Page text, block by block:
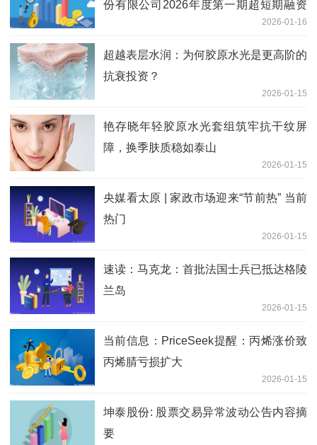
份有限公司2026年度第一期超短期融资
2026-01-16
超越表层水润：为何胶原水光是更高阶的
抗衰投资？
2026-01-15
艳存晓年轻胶原水光套组筑牢抗干纹屏
障，换季肤质稳如泰山
2026-01-15
央媒看太原 | 家政市场迎来“节前热” 当前
热门
2026-01-15
速读：马克龙：首批法国士兵已抵达格陵
兰岛
2026-01-15
当前信息：PriceSeek提醒：丙烯涨价致
丙烯腈亏损扩大
2026-01-15
坤泰股份: 股票交易异常波动公告内容摘
要